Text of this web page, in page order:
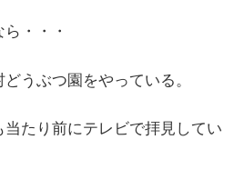
・・・
うぶつ園をやっている。
たり前にテレビで拝見してい